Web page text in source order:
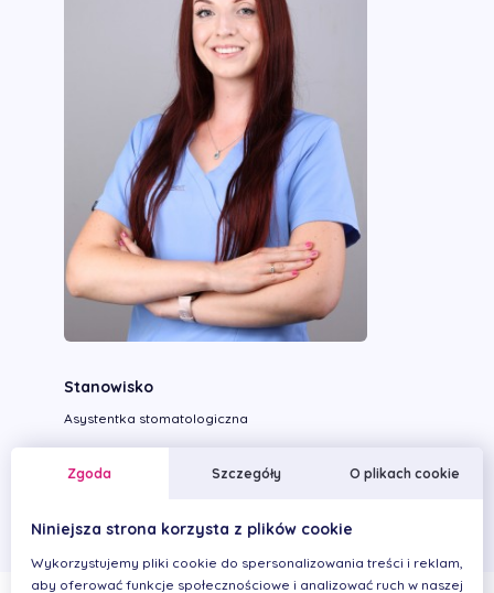
Stanowisko
Asystentka stomatologiczna
Wykonywane zabiegi
Zgoda Szczegóły O plikach cookie
Niniejsza strona korzysta z plików cookie
Wykorzystujemy pliki cookie do spersonalizowania treści i reklam,
aby oferować funkcje społecznościowe i analizować ruch w naszej